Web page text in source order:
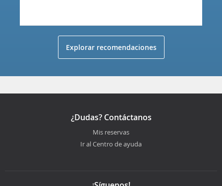
Explorar recomendaciones
¿Dudas? Contáctanos
Mis reservas
Ir al Centro de ayuda